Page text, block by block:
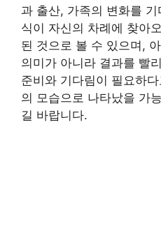
과 출산, 가족의 변화를
식이 자신의 차례에 찾아
된 것으로 볼 수 있으며,
의미가 아니라 결과를 빨
준비와 기다림이 필요하
의 모습으로 나타났을 가
길 바랍니다.